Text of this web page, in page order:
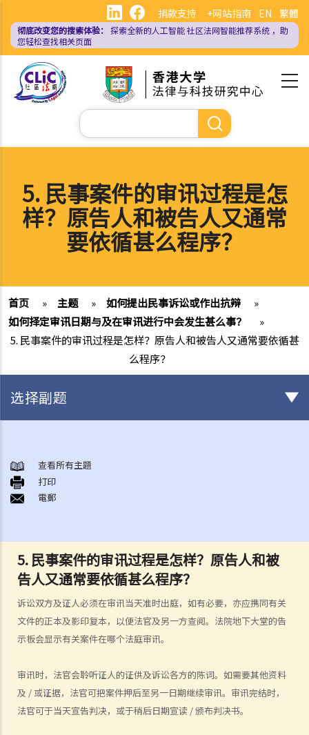
主
EN 繁體
捐款支持 +网站指南
彻底改变您的搜索体验： 探索全新的人工智能社区法网智能推荐系统 ，助
您轻松查找相关页面
搜
索
5. 民事案件的审讯过程是怎
样？原告人和被告人又通常
要依循甚么程序？
首页 » 主题 » 如何提出民事诉讼或作出抗辩
»
如何择定审讯日期与及在审讯进行中会发生甚么事？
»
5. 民事案件的审讯过程是怎样？原告人和被告人又通常要依循甚
么程序？
5. 民事案件的审讯过程是怎样？原告人和被
告人又通常要依循甚么程序？
诉讼双方及证人必须在审讯当天准时出庭，如有必要，亦应携同有关
文件的正本及影印复本，以便法官及另一方查阅。法院地下大堂的告
示板会显示有关案件在哪个法庭审讯。
审讯时，法官会聆听证人的证供及诉讼各方的陈词。如需要其他资料
及 / 或证据，法官可把案件押后至另一日期继续审讯。审讯完结时，
法官可于当天宣告判决，或于稍后日期宣读 / 颁布判决书。
选择副题
展开民事诉讼前应当考虑的事项
1. 我可以不提出诉讼而解决纠纷吗？
2. 我是否有充分的法律理据去展开民事诉讼？对方又可否在同一案件中
律协助）？
4. 倘若我被判胜诉，我是否一定可以取得我想要的补偿？
1. 为甚么即使我赢了官司，并且法院已经命令对方支付我的律师费用，
我的律师费用也不能全额报销？
因会导致法院作出不同的命令？
6. 我有时间应付诉讼吗？
7. 展开民事诉讼是否有期限？
查看所有主題
打印
電郵